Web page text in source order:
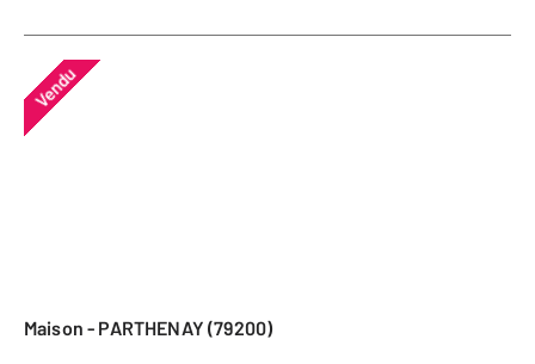
Vendu
Maison - PARTHENAY (79200)